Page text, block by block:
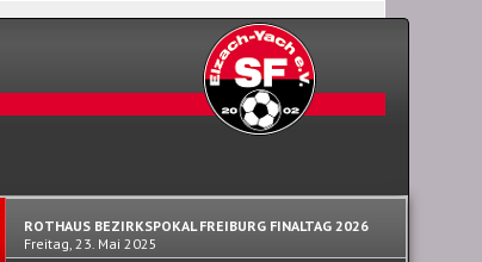
ROTHAUS BEZIRKSPOKAL FREIBURG FINALTAG 2026
Freitag, 23. Mai 2025